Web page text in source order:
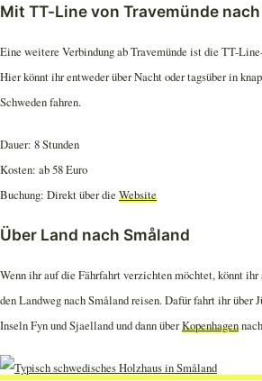
Mit TT-Line von Travemünde
Eine weitere Verbindung ab Travemünde ist die TT-
Hier könnt ihr entweder über Nacht oder tagsüber in
Schweden fahren.
Dauer: 8 Stunden
Kosten: ab 58 Euro
Buchung: Direkt über die Website
Über Land nach Småland
Wenn ihr auf die Fährfahrt verzichten möchtet, könnt ihr
den Landweg nach Småland reisen. Dafür fahrt ihr über
Inseln Fyn und Sjaelland und dann überKopenhagen